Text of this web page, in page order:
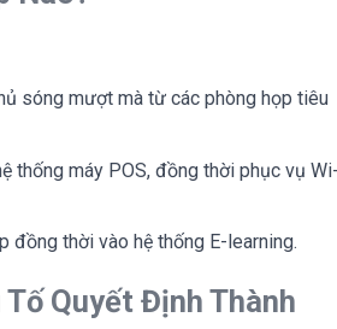
sóng mượt mà từ các phòng họp tiêu
thống máy POS, đồng thời phục vụ
thời vào hệ thống E-learning.
Quyết Định Thành